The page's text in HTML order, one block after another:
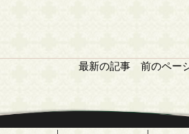
最新の記事 前のペー